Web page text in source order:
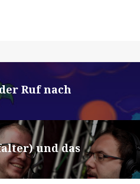
Ruf nach
und das